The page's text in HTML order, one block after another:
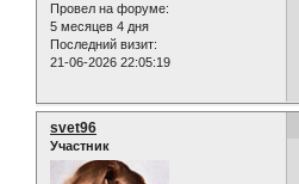
Провел на форуме:
5 месяцев 4 дня
Последний визит:
21-06-2026 22:05:19
svet96
Участник